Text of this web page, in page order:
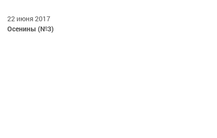
22 июня 2017
Осенины (№3)